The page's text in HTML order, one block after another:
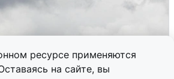
ресурсе применяются
на сайте, вы